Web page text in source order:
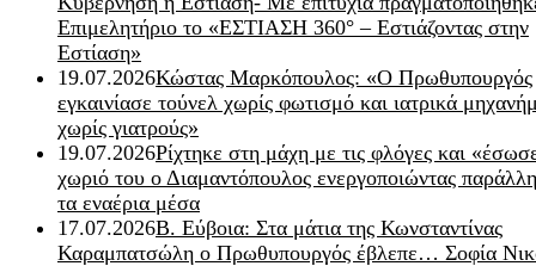
Επιμελητήριο το «ΕΣΤΙΑΣΗ 360° – Εστιάζοντας στην
Εστίαση»
19.07.2026Κώστας Μαρκόπουλος: «Ο Πρωθυπουργός
εγκαινίασε τούνελ χωρίς φωτισμό και ιατρικά
χωρίς γιατρούς»
19.07.2026Ρίχτηκε στη μάχη με τις φλόγες και
χωριό του ο Διαμαντόπουλος ενεργοποιώντας
τα εναέρια μέσα
17.07.2026Β. Εύβοια: Στα μάτια της Κωνσταντίνας
Καραμπατσώλη ο Πρωθυπουργός έβλεπε… Σοφία